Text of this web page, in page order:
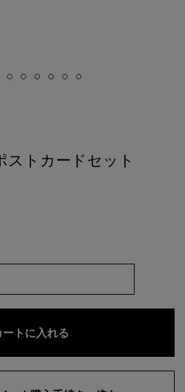
トカードセット